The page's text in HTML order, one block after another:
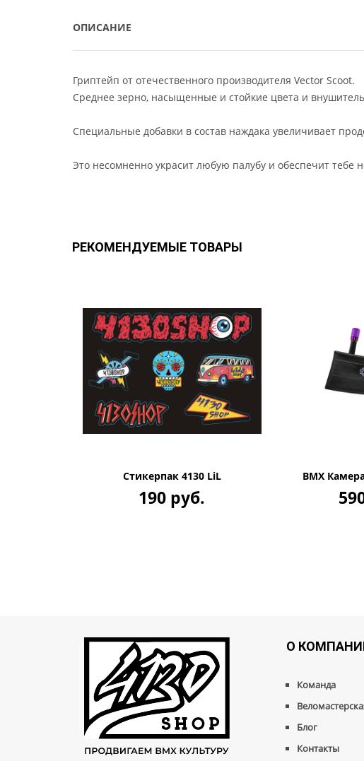
ОПИСАНИЕ
Гриптейп от отечественного производителя Vector Scoot.
Среднее зерно, насыщенные и стойкие цвета и
Специальные добавки в состав наждака увеличивает
Это несомненно украсит любую палубу и обеспечит тебе
РЕКОМЕНДУЕМЫЕ ТОВАРЫ
Стикерпак 4130 LiL
190 руб.
BMX
О
Команда
Блог
Контакты